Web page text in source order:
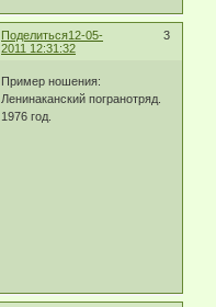
Поделиться 3
12-05-
2011 12:31:32
Пример ношения:
Ленинаканский погранотряд.
1976 год.